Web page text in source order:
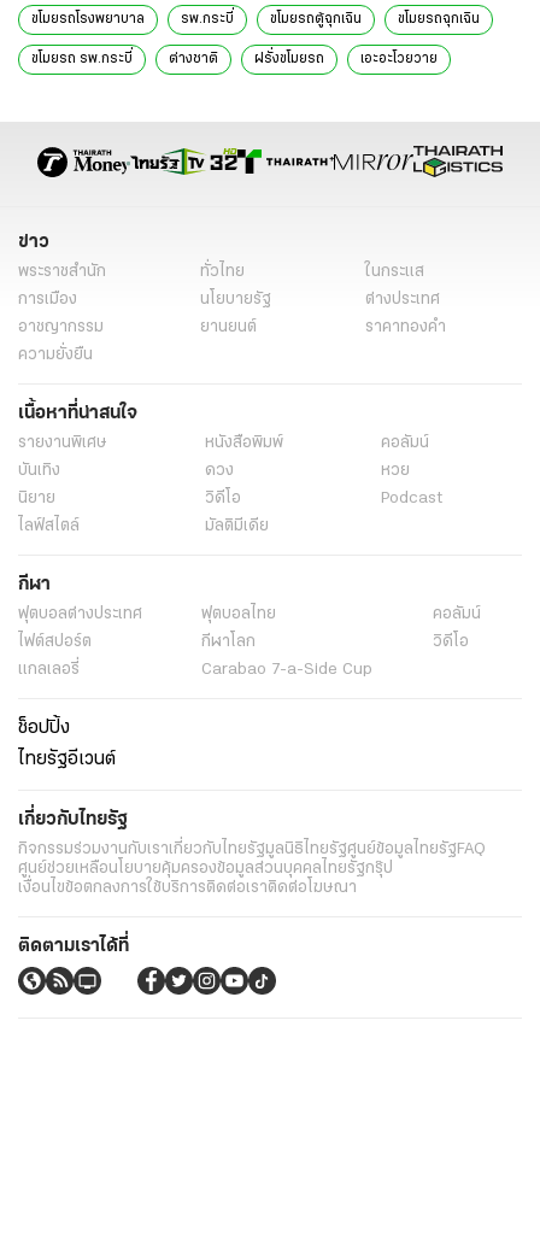
ขโมยรถโรงพยาบาล รพ.กระบี่ ขโมยรถตู้ฉุกเฉิน ขโมยรถฉุกเฉิน
ขโมยรถ รพ.กระบี่ ต่างชาติ ฝรั่งขโมยรถ เอะอะโวยวาย
ข่าว
พระราชสำนัก ทั่วไทย
ในกระแส
การเมือง
นโยบายรัฐ
ต่างประเทศ
อาชญากรรม
ยานยนต์
ราคาทองคำ
ความยั่งยืน
เนื้อหาที่น่าสนใจ
รายงานพิเศษ หนังสือพิมพ์
คอลัมน์
บันเทิง
ดวง
หวย
นิยาย
วิดีโอ
Podcast
ไลฟ์สไตล์
มัลติมีเดีย
กีฬา
ฟุตบอลต่่างประเทศ ฟุตบอลไทย
คอลัมน์
ไฟต์สปอร์ต
กีฬาโลก
วิดีโอ
แกลเลอรี่
Carabao 7-a-Side Cup
ช็อปปิ้ง
ไทยรัฐอีเวนต์
เกี่ยวกับไทยรัฐ
กิจกรรมร่วมงานกับเราเกี่ยวกับไทยรัฐมูลนิธิไทยรัฐศูนย์ข้อมูลไทยรัฐFAQ
ศูนย์ช่วยเหลือนโยบายคุ้มครองข้อมูลส่วนบุคคลไทยรัฐกรุ๊ป
เงื่อนไขข้อตกลงการใช้บริการติดต่อเราติดต่อโฆษณา
ติดตามเราได้ที่